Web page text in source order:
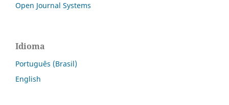
Open Journal Systems
Idioma
Português (Brasil)
English